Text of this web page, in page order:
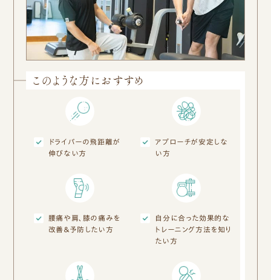
このような方におすすめ
ドライバーの飛距離が
伸びない方
アプローチが安定しな
い方
腰痛や肩、膝の痛みを
改善＆予防したい方
自分に合った効果的な
トレーニング方法を知り
たい方